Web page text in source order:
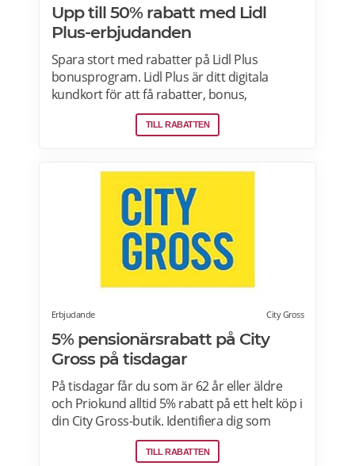
Upp till 50% rabatt med Lidl
Plus-erbjudanden
Spara stort med rabatter på Lidl Plus
bonusprogram. Lidl Plus är ditt digitala
kundkort för att få rabatter, bonus,
skräddarsydda erbjudanden och mycket
mer varje vecka. Skanna ditt kort varje gång
semester utomlands kan du fortsätta att
använda dig av Lidl Plus fördelar. Läs mer
om pensionärsrabatter på Lidl här.
TILL RABATTEN
Erbjudande City Gross
5% pensionärsrabatt på City
Gross på tisdagar
På tisdagar får du som är 62 år eller äldre
och Priokund alltid 5% rabatt på ett helt köp i
din City Gross-butik. Identifiera dig som
Priokund och säg bara till i kassan i butiken
så löser vi in rabatten. Gäller ej citygross.se,
TILL RABATTEN